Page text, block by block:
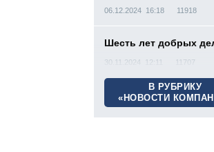
06.12.2024 16:18 11918
Шесть лет добрых
30.11.2024 12:11 11707
В РУБРИКУ
«НОВОСТИ